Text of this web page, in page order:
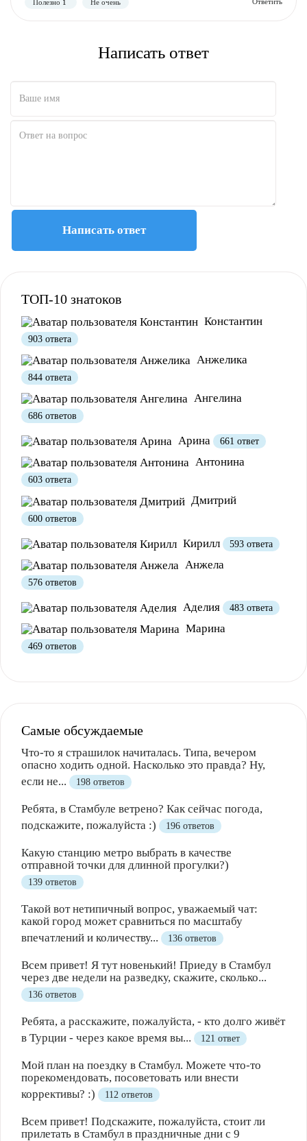
Полезно 12
Полезно 1 Не очень
Написать ответ
Написать ответ
ТОП-10 знатоков
Константин
903 ответа
Анжелика
844 ответа
Ангелина
686 ответов
Арина 661 ответ
Антонина
603 ответа
Дмитрий
600 ответов
Кирилл 593 ответа
Анжела
576 ответов
Аделия 483 ответа
Марина
469 ответов
Самые обсуждаемые
Что-то я страшилок начиталась. Типа, вечером
опасно ходить одной. Насколько это правда? Ну,
если не...
198 ответов
Ребята, в Стамбуле ветрено? Как сейчас погода,
подскажите, пожалуйста :)
196 ответов
Какую станцию метро выбрать в качестве
отправной точки для длинной прогулки?)
139 ответов
Такой вот нетипичный вопрос, уважаемый чат:
какой город может сравниться по масштабу
впечатлений и количеству...
136 ответов
Всем привет! Я тут новенький! Приеду в Стамбул
через две недели на разведку, скажите, сколько...
136 ответов
Ребята, а расскажите, пожалуйста, - кто долго живёт
в Турции - через какое время вы...
121 ответ
Мой план на поездку в Стамбул. Можете что-то
порекомендовать, посоветовать или внести
коррективы? :)
112 ответов
Всем привет! Подскажите, пожалуйста, стоит ли
прилетать в Стамбул в праздничные дни с 9